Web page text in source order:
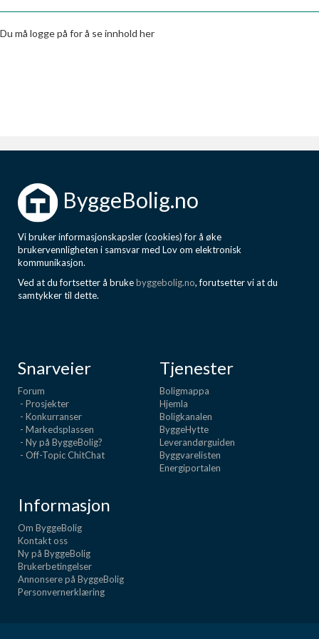
Boligmappa+
Få mer ut av Boligmappa
Du må logge på for å se innhold her
ByggeBolig.no
Vi bruker informasjonskapsler (cookies) for å øke
brukervennligheten i samsvar med Lov om elektronisk
kommunikasjon.
Ved at du fortsetter å brukebyggebolig.no, forutsetter vi at du
samtykker til dette.
Snarveier
Forum
- Prosjekter
- Konkurranser
- Markedsplassen
- Ny på ByggeBolig?
- Off-Topic ChitChat
Tjenester
Boligmappa
Hjemla
Boligkanalen
ByggeHytte
Leverandørguiden
Byggvarelisten
Energiportalen
Informasjon
Om ByggeBolig
Kontakt oss
Ny på ByggeBolig
Brukerbetingelser
Annonsere på ByggeBolig
Personvernerklæring